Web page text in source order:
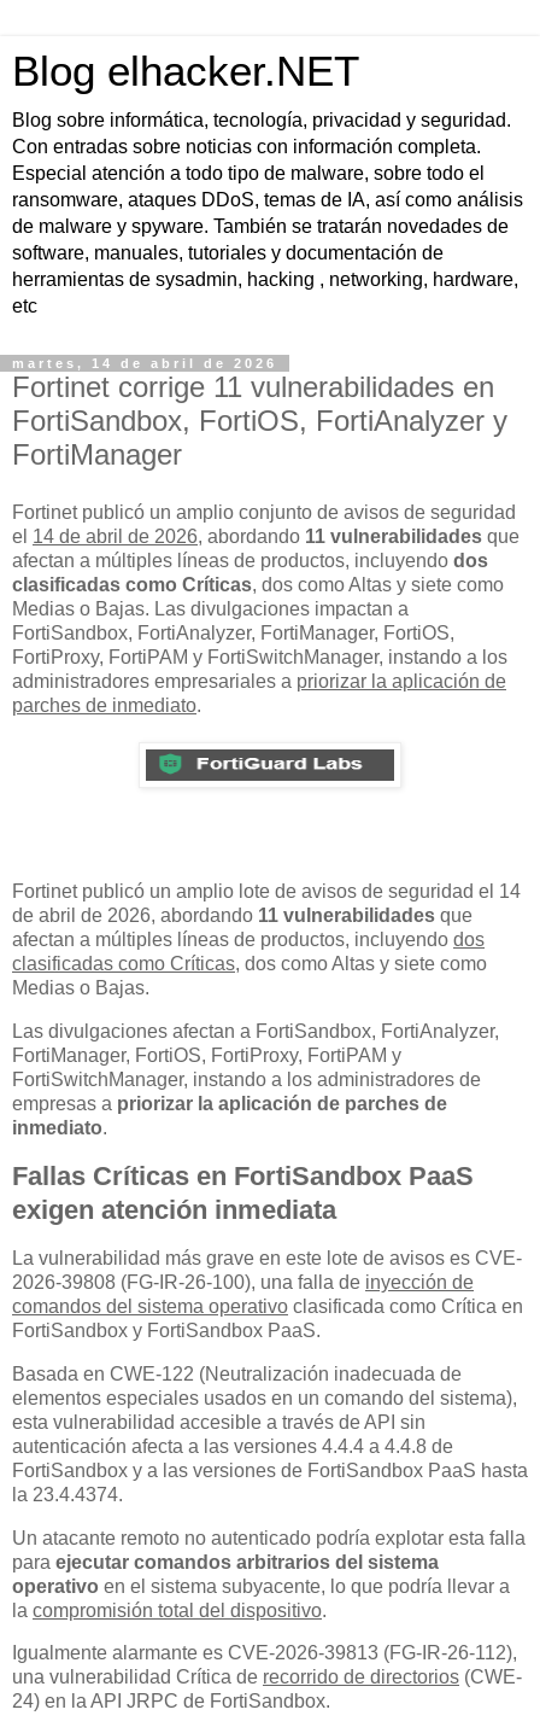
Blog elhacker.NET
Blog sobre informática, tecnología, privacidad y seguridad.
Con entradas sobre noticias con información completa.
Especial atención a todo tipo de malware, sobre todo el
ransomware, ataques DDoS, temas de IA, así como análisis
de malware y spyware. También se tratarán novedades de
software, manuales, tutoriales y documentación de
herramientas de sysadmin, hacking , networking, hardware,
etc
martes, 14 de abril de 2026
Fortinet corrige 11 vulnerabilidades en
FortiSandbox, FortiOS, FortiAnalyzer y
FortiManager
Fortinet publicó un amplio conjunto de avisos de seguridad
el 14 de abril de 2026, abordando 11 vulnerabilidades que
afectan a múltiples líneas de productos, incluyendo dos
clasificadas como Críticas, dos como Altas y siete como
Medias o Bajas. Las divulgaciones impactan a
FortiSandbox, FortiAnalyzer, FortiManager, FortiOS,
FortiProxy, FortiPAM y FortiSwitchManager, instando a los
administradores empresariales a priorizar la aplicación de
parches de inmediato.
Fortinet publicó un amplio lote de avisos de seguridad el 14
de abril de 2026, abordando 11 vulnerabilidades que
afectan a múltiples líneas de productos, incluyendo dos
clasificadas como Críticas, dos como Altas y siete como
Medias o Bajas.
Las divulgaciones afectan a FortiSandbox, FortiAnalyzer,
FortiManager, FortiOS, FortiProxy, FortiPAM y
FortiSwitchManager, instando a los administradores de
empresas a priorizar la aplicación de parches de
inmediato.
Fallas Críticas en FortiSandbox PaaS
exigen atención inmediata
La vulnerabilidad más grave en este lote de avisos es CVE-
2026-39808 (FG-IR-26-100), una falla de inyección de
comandos del sistema operativo clasificada como Crítica en
FortiSandbox y FortiSandbox PaaS.
Basada en CWE-122 (Neutralización inadecuada de
elementos especiales usados en un comando del sistema),
esta vulnerabilidad accesible a través de API sin
autenticación afecta a las versiones 4.4.4 a 4.4.8 de
FortiSandbox y a las versiones de FortiSandbox PaaS hasta
la 23.4.4374.
Un atacante remoto no autenticado podría explotar esta falla
para ejecutar comandos arbitrarios del sistema
operativo en el sistema subyacente, lo que podría llevar a
la compromisión total del dispositivo.
Igualmente alarmante es CVE-2026-39813 (FG-IR-26-112),
una vulnerabilidad Crítica de recorrido de directorios (CWE-
24) en la API JRPC de FortiSandbox.